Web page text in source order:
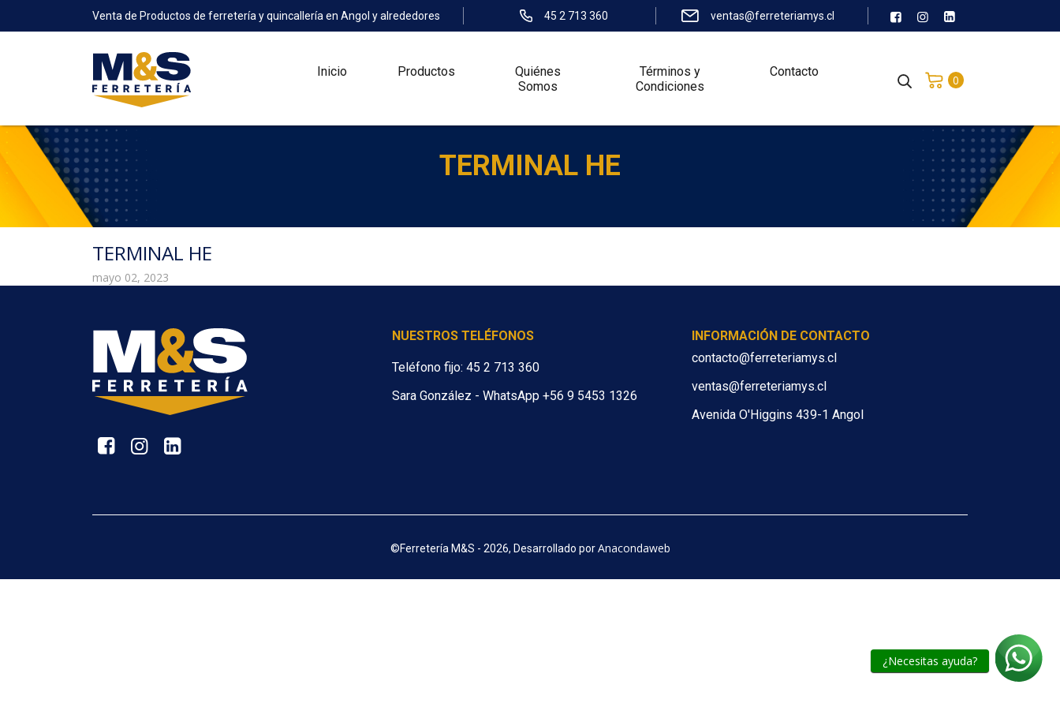
¿Necesitas ayuda?
Venta de Productos de ferretería y quincallería en Angol y alrededores 45 2 713 360 ventas@ferreteriamys.cl
Inicio Productos
Quiénes
Somos
Términos y
Condiciones
Contacto
0
TERMINAL HE
TERMINAL HE
mayo 02, 2023
NUESTROS TELÉFONOS
Teléfono fijo: 45 2 713 360
Sara González - WhatsApp +56 9 5453 1326
INFORMACIÓN DE CONTACTO
contacto@ferreteriamys.cl
ventas@ferreteriamys.cl
Avenida O'Higgins 439-1 Angol
©Ferretería M&S - 2026, Desarrollado por Anacondaweb